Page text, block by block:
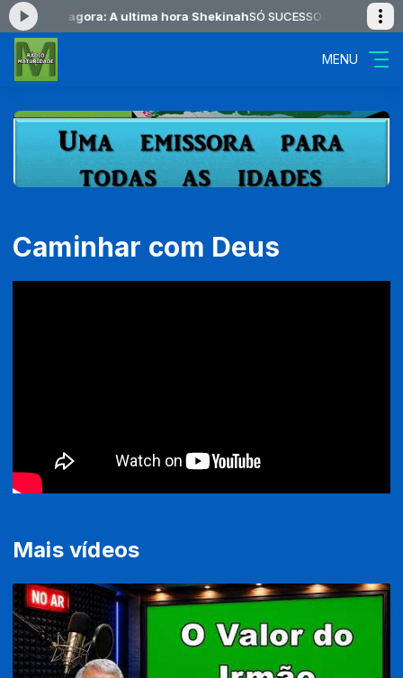
Tocando agora: A ultima hora ShekinahSÓ SUCESSOS das 08:00 às
MENU
Caminhar com Deus
Mais vídeos